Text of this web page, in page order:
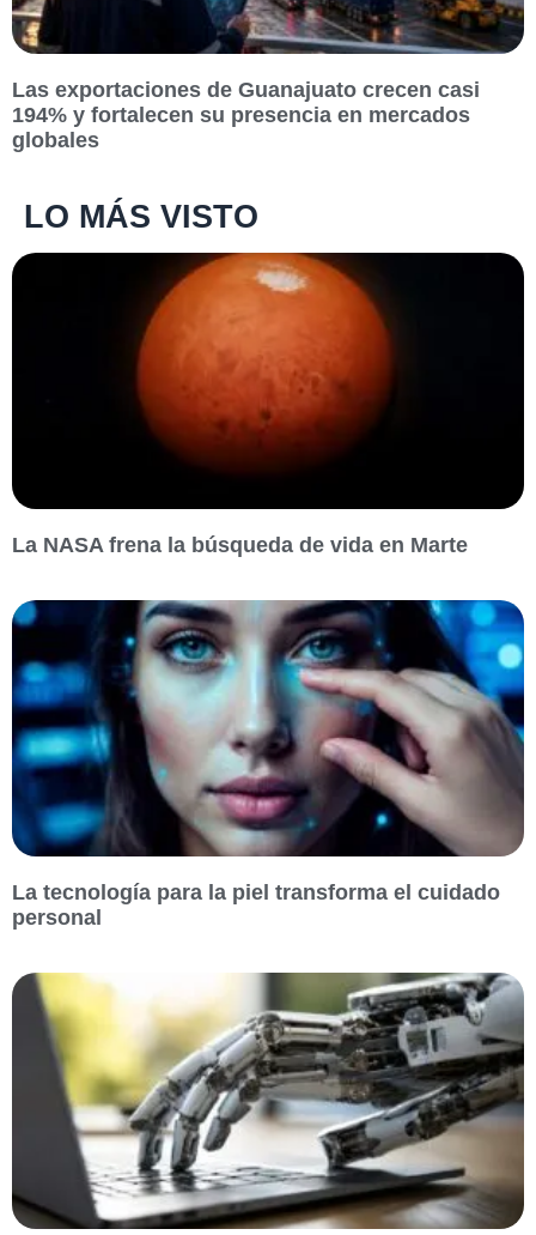
Las exportaciones de Guanajuato crecen casi
194% y fortalecen su presencia en mercados
globales
LO MÁS VISTO
La NASA frena la búsqueda de vida en Marte
La tecnología para la piel transforma el cuidado
personal